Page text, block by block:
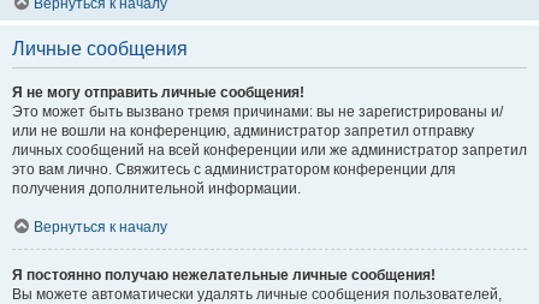
Вернуться к началу
Личные сообщения
Я не могу отправить личные сообщения!
Это может быть вызвано тремя причинами: вы не зарегистрированы и/
или не вошли на конференцию, администратор запретил отправку
личных сообщений на всей конференции или же администратор запретил
это вам лично. Свяжитесь с администратором конференции для
получения дополнительной информации.
Вернуться к началу
Я постоянно получаю нежелательные личные сообщения!
Вы можете автоматически удалять личные сообщения пользователей,